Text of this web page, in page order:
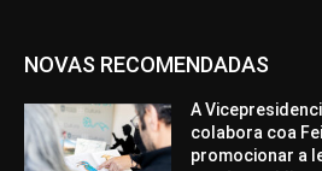
NOVAS RECOMENDADAS
A
colabora coa
promocionar a